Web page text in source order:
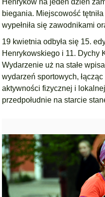
Henryków na jeden dzień
biegania. Miejscowość
wypełniła się zawodnikami
19 kwietnia odbyła się 15.
Henrykowskiego i 11. Dychy
Wydarzenie uż na stałe
wydarzeń sportowych,
aktywności fizycznej i
przedpołudnie na starcie